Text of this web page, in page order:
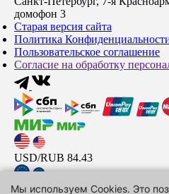
домофон 3
Старая версия сайта
Политика
Пользовательское соглашение
Согласие на обработку
USD/RUB 84.43
EUR/RUB 97.44
Мы используем Cookies. Это